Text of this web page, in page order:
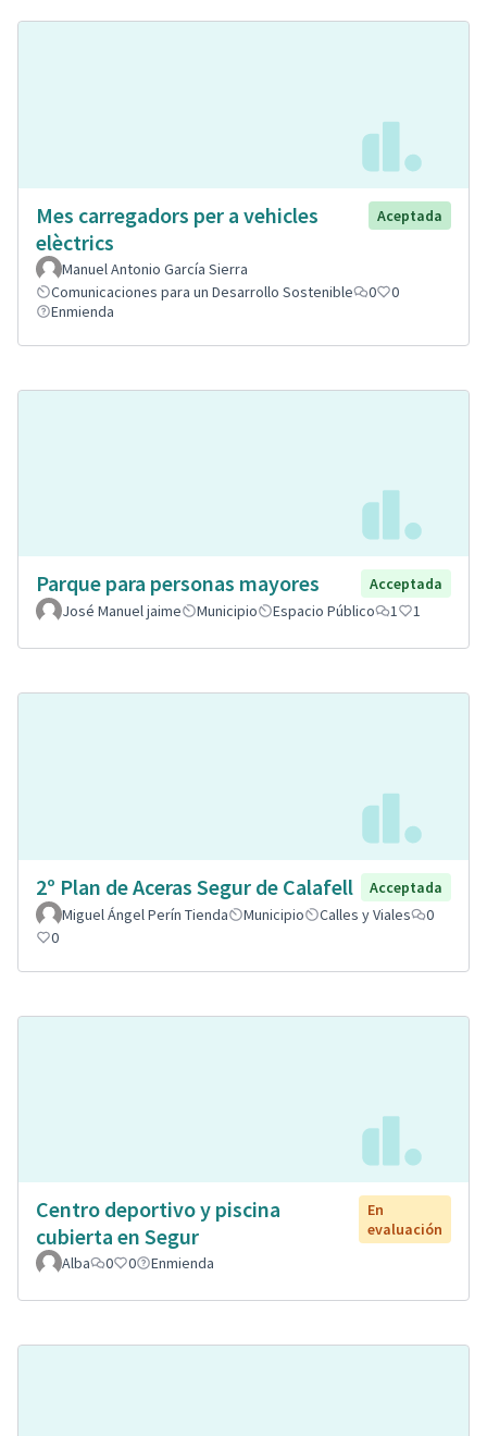
Mes carregadors per a vehicles
elèctrics
Aceptada
Manuel Antonio García Sierra
Comunicaciones para un Desarrollo Sostenible
0
0
Enmienda
Parque para personas mayores
Acceptada
José Manuel jaime
Municipio Espacio Público 1 1
2º Plan de Aceras Segur de Calafell
Acceptada
Miguel Ángel Perín Tienda
Municipio Calles y Viales
0
0
Centro deportivo y piscina
cubierta en Segur
En
evaluación
Alba
0 0 Enmienda